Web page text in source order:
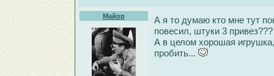
Майор
А я то думаю кто мне тут
повесил, штуки 3
А в целом хорошая
пробить...